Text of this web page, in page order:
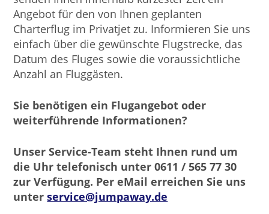
Angebot für den von Ihnen geplanten
Charterflug im Privatjet zu. Informieren Sie uns
einfach über die gewünschte Flugstrecke, das
Datum des Fluges sowie die voraussichtliche
Anzahl an Fluggästen.
Sie benötigen ein Flugangebot oder
weiterführende Informationen?
Unser Service-Team steht Ihnen rund um
die Uhr telefonisch unter 0611 / 565 77 30
zur Verfügung. Per eMail erreichen Sie uns
unterservice@jumpaway.de